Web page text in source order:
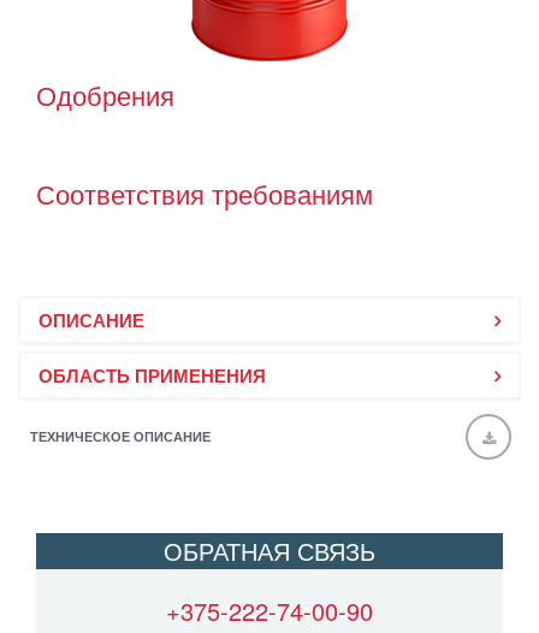
Одобрения
Соответствия требованиям
ОПИСАНИЕ
ОБЛАСТЬ ПРИМЕНЕНИЯ
ТЕХНИЧЕСКОЕ ОПИСАНИЕ
ОБРАТНАЯ СВЯЗЬ
+375-222-74-00-90